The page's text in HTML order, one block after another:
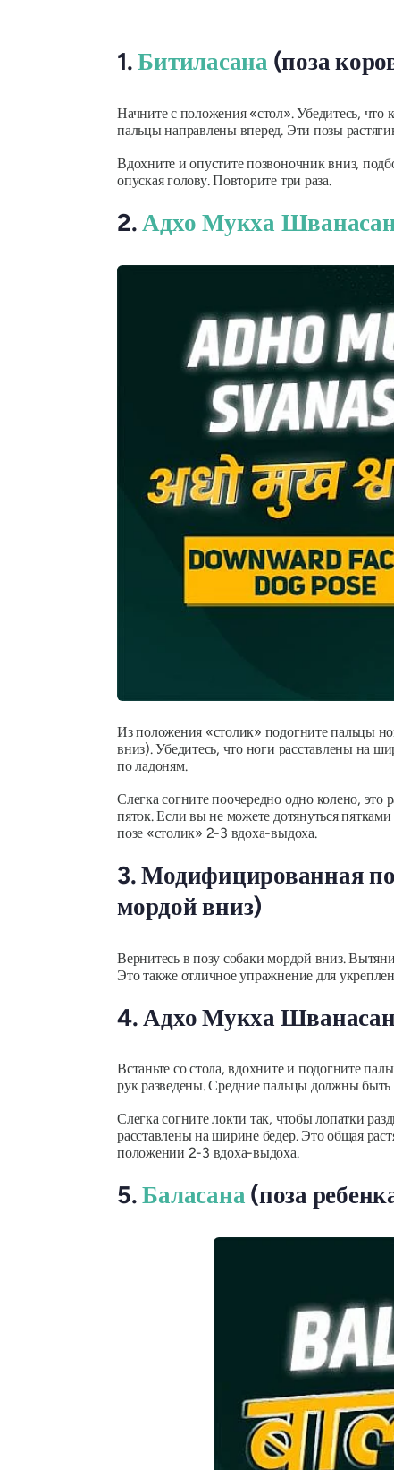
1.Битиласана (поза
Начните с положения «стол». Убедитесь,
пальцы направлены вперед. Эти позы
Вдохните и опустите позвоночник вниз,
опуская голову. Повторите три раза.
2.Адхо Мукха
Из положения «столик» подогните пальцы
вниз). Убедитесь, что ноги расставлены на
по ладоням.
Слегка согните поочередно одно колено,
пяток. Если вы не можете дотянуться
позе «столик» 2-3 вдоха-выдоха.
3. Модифицированная
мордой вниз)
Вернитесь в позу собаки мордой вниз.
Это также отличное упражнение для
4. Адхо Мукха
Встаньте со стола, вдохните и подогните
рук разведены. Средние пальцы должны быть
Слегка согните локти так, чтобы лопатки
расставлены на ширине бедер. Это общая
положении 2-3 вдоха-выдоха.
5.Баласана (поза